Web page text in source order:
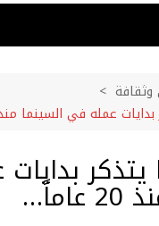
عمله في السينما منذ 20